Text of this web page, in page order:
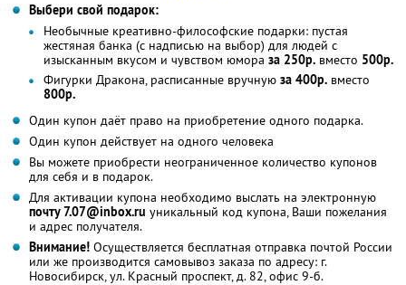
Выбери свой подарок:
Необычные креативно-философские подарки: пустая
жестяная банка (с надписью на выбор) для людей с
изысканным вкусом и чувством юмора за 250р. вместо 500р.
Фигурки Дракона, расписанные вручную за 400р. вместо
800р.
Один купон даёт право на приобретение одного подарка.
Один купон действует на одного человека
Вы можете приобрести неограниченное количество купонов
для себя и в подарок.
Для активации купона необходимо выслать на электронную
почту 7.07@inbox.ru уникальный код купона, Ваши пожелания
и адрес получателя.
Внимание! Осуществляется бесплатная отправка почтой России
или же производится самовывоз заказа по адресу: г.
Новосибирск, ул. Красный проспект, д. 82, офис 9-б.